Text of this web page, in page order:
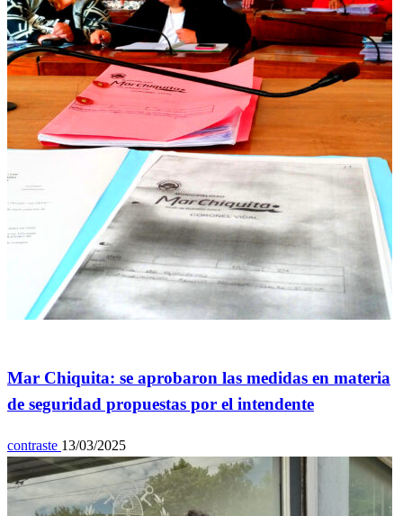
Mar Chiquita: se aprobaron las medidas en materia
de seguridad propuestas por el intendente
contraste 13/03/2025